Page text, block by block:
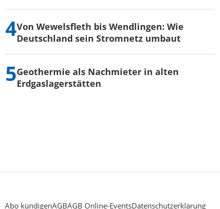
Von Wewelsfleth bis Wendlingen: Wie
Deutschland sein Stromnetz umbaut
Geothermie als Nachmieter in alten
Erdgaslagerstätten
Abo kündigenAGBAGB Online-EventsDatenschutzerklärung